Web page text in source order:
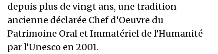
depuis plus de vingt ans, une tradition
ancienne déclarée Chef d’Oeuvre du
Patrimoine Oral et Immatériel de l’Humanité
par l’Unesco en 2001.